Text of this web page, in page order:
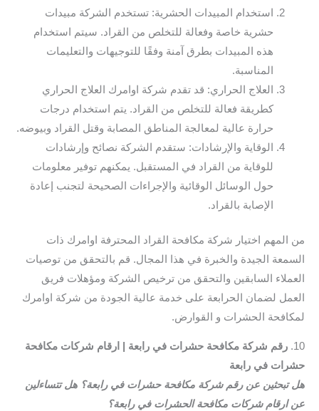
استخدام المبيدات الحشرية: تستخدم الشركة مبيدات
حشرية خاصة وفعالة للتخلص من القراد. سيتم استخدام
هذه المبيدات بطرق آمنة وفقًا للتوجيهات والتعليمات
المناسبة.
العلاج الحراري: قد تقدم شركة اوامرك العلاج الحراري
كطريقة فعالة للتخلص من القراد. يتم استخدام درجات
حرارة عالية لمعالجة المناطق المصابة وقتل القراد وبيوضه.
الوقاية والإرشادات: ستقدم الشركة نصائح وإرشادات
للوقاية من القراد في المستقبل. يمكنهم توفير معلومات
حول الوسائل الوقائية والإجراءات الصحيحة لتجنب إعادة
الإصابة بالقراد.
من المهم اختيار شركة مكافحة القراد المحترفة اوامرك ذات
السمعة الجيدة والخبرة في هذا المجال. قم بالتحقق من توصيات
العملاء السابقين والتحقق من ترخيص الشركة ومؤهلات فريق
العمل لضمان الحرابعة على خدمة عالية الجودة من شركة اوامرك
لمكافحة الحشرات و القوارض.
10. رقم شركة مكافحة حشرات في رابعة | ارقام شركات مكافحة
حشرات في رابعة
هل تبحثين عن رقم شركة مكافحة حشرات في رابعة؟ هل تتساءلين
عن ارقام شركات مكافحة الحشرات في رابعة؟